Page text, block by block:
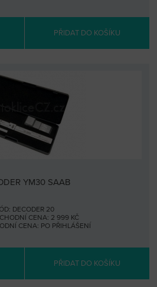
PŘIDAT DO KOŠÍKU
YM30 SAAB
DECODER 20
CENA: 2 999 KČ
CENA: PO PŘIHLÁŠENÍ
PŘIDAT DO KOŠÍKU